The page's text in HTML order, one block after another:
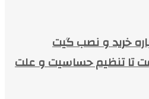
خرید و نصب گیت
تا تنظیم حساسیت و علت